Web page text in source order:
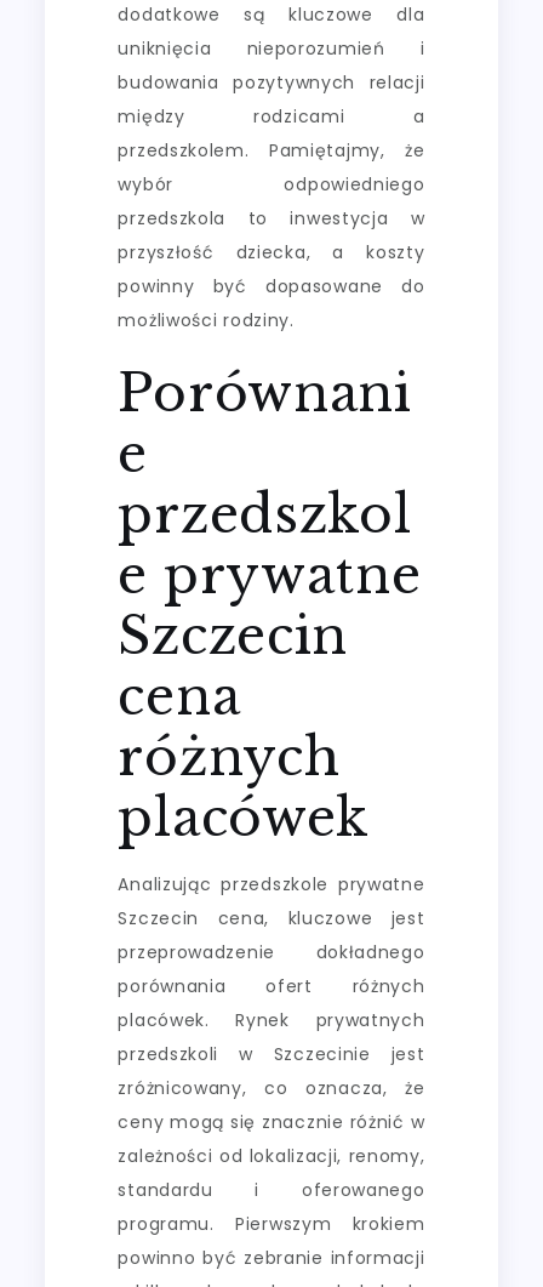
dodatkowe są kluczowe dla
uniknięcia nieporozumień i
budowania pozytywnych relacji
między rodzicami a
przedszkolem. Pamiętajmy, że
wybór odpowiedniego
przedszkola to inwestycja w
przyszłość dziecka, a koszty
powinny być dopasowane do
możliwości rodziny.
Porównani
e
przedszkol
e prywatne
Szczecin
cena
różnych
placówek
Analizując przedszkole prywatne
Szczecin cena, kluczowe jest
przeprowadzenie dokładnego
porównania ofert różnych
placówek. Rynek prywatnych
przedszkoli w Szczecinie jest
zróżnicowany, co oznacza, że
ceny mogą się znacznie różnić w
zależności od lokalizacji, renomy,
standardu i oferowanego
programu. Pierwszym krokiem
powinno być zebranie informacji